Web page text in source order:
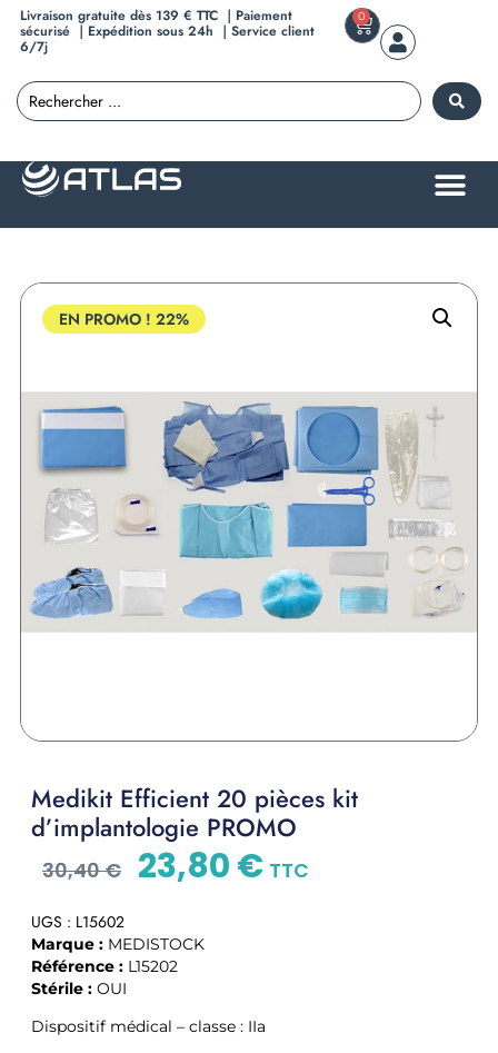
Livraison gratuite dès 139 € TTC ｜Paiement
sécurisé ｜Expédition sous 24h ｜Service client
6/7j
0
EN PROMO ! 22%
Medikit Efficient 20 pièces kit
d’implantologie PROMO
30,40€ 23,80€ TTC
UGS : L15602
Marque :MEDISTOCK
Référence :L15202
Stérile :OUI
Dispositif médical – classe : IIa